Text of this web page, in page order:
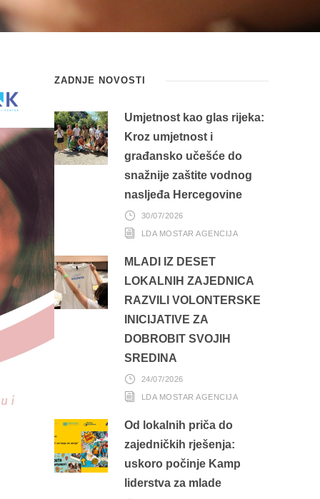
ZADNJE NOVOSTI
Umjetnost kao glas rijeka:
Kroz umjetnost i
građansko učešće do
snažnije zaštite vodnog
nasljeđa Hercegovine
30/07/2026
LDA MOSTAR AGENCIJA
MLADI IZ DESET
LOKALNIH ZAJEDNICA
RAZVILI VOLONTERSKE
INICIJATIVE ZA
DOBROBIT SVOJIH
SREDINA
24/07/2026
LDA MOSTAR AGENCIJA
Od lokalnih priča do
zajedničkih rješenja:
uskoro počinje Kamp
liderstva za mlade